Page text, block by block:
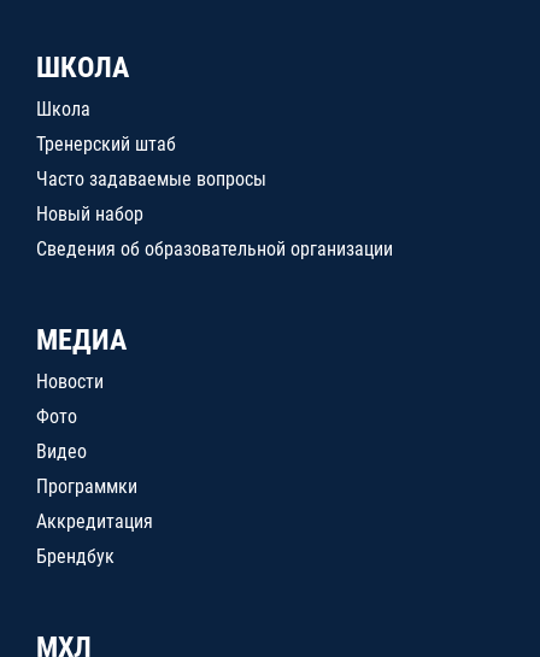
ШКОЛА
Школа
Тренерский штаб
Часто задаваемые вопросы
Новый набор
Сведения об образовательной организации
МЕДИА
Новости
Фото
Видео
Программки
Аккредитация
Брендбук
МХЛ